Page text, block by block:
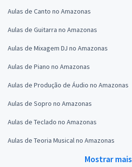
Aulas de Canto no Amazonas
Aulas de Guitarra no Amazonas
Aulas de Mixagem DJ no Amazonas
Aulas de Piano no Amazonas
Aulas de Produção de Áudio no Amazonas
Aulas de Sopro no Amazonas
Aulas de Teclado no Amazonas
Aulas de Teoria Musical no Amazonas
Mostrar mais